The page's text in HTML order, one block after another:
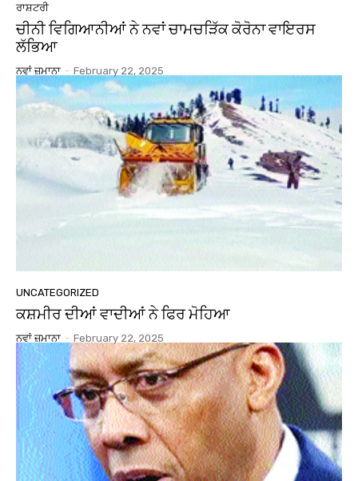
ਰਾਸ਼ਟਰੀ
ਚੀਨੀ ਵਿਗਿਆਨੀਆਂ ਨੇ ਨਵਾਂ ਚਾਮਚੜਿੱਕ ਕੋਰੋਨਾ ਵਾਇਰਸ
ਲੱਭਿਆ
ਨਵਾਂ ਜ਼ਮਾਨਾ - February 22, 2025
UNCATEGORIZED
ਕਸ਼ਮੀਰ ਦੀਆਂ ਵਾਦੀਆਂ ਨੇ ਫਿਰ ਮੋਹਿਆ
ਨਵਾਂ ਜ਼ਮਾਨਾ - February 22, 2025